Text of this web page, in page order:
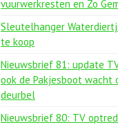
vuurwerkresten en Zo
Sleutelhanger
te koop
Nieuwsbrief 81: update
ook de Pakjesboot wacht
deurbel
Nieuwsbrief 80: TV